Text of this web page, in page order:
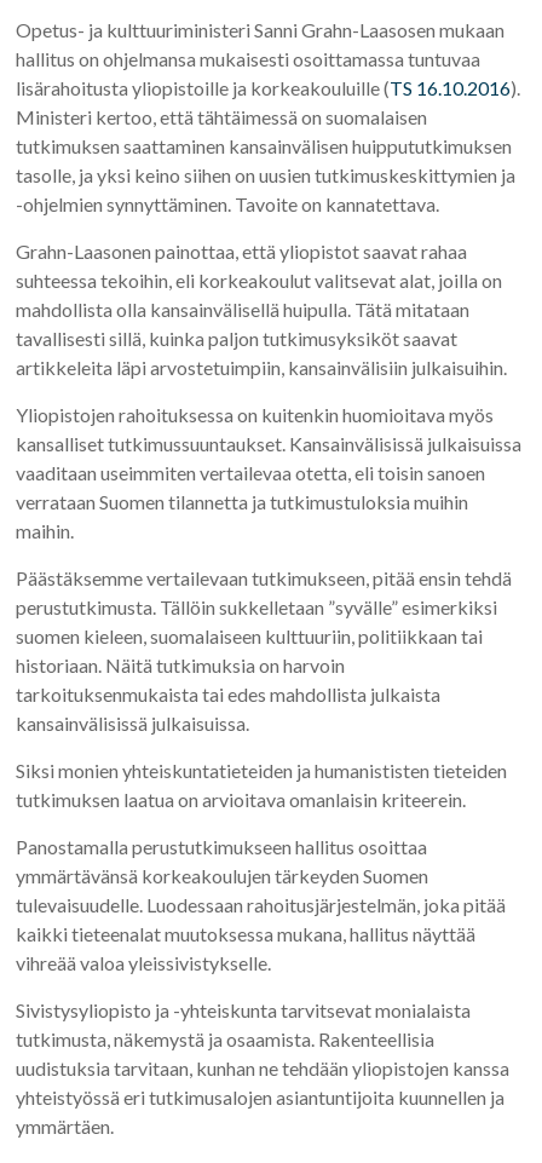
Opetus- ja kulttuuriministeri Sanni Grahn-Laasosen mukaan
hallitus on ohjelmansa mukaisesti osoittamassa tuntuvaa
lisärahoitusta yliopistoille ja korkeakouluille (TS 16.10.2016).
Ministeri kertoo, että tähtäimessä on suomalaisen
tutkimuksen saattaminen kansainvälisen huippututkimuksen
tasolle, ja yksi keino siihen on uusien tutkimuskeskittymien ja
-ohjelmien synnyttäminen. Tavoite on kannatettava.
Grahn-Laasonen painottaa, että yliopistot saavat rahaa
suhteessa tekoihin, eli korkeakoulut valitsevat alat, joilla on
mahdollista olla kansainvälisellä huipulla. Tätä mitataan
tavallisesti sillä, kuinka paljon tutkimusyksiköt saavat
artikkeleita läpi arvostetuimpiin, kansainvälisiin julkaisuihin.
Yliopistojen rahoituksessa on kuitenkin huomioitava myös
kansalliset tutkimussuuntaukset. Kansainvälisissä julkaisuissa
vaaditaan useimmiten vertailevaa otetta, eli toisin sanoen
verrataan Suomen tilannetta ja tutkimustuloksia muihin
maihin.
Päästäksemme vertailevaan tutkimukseen, pitää ensin tehdä
perustutkimusta. Tällöin sukkelletaan ”syvälle” esimerkiksi
suomen kieleen, suomalaiseen kulttuuriin, politiikkaan tai
historiaan. Näitä tutkimuksia on harvoin
tarkoituksenmukaista tai edes mahdollista julkaista
kansainvälisissä julkaisuissa.
Siksi monien yhteiskuntatieteiden ja humanististen tieteiden
tutkimuksen laatua on arvioitava omanlaisin kriteerein.
Panostamalla perustutkimukseen hallitus osoittaa
ymmärtävänsä korkeakoulujen tärkeyden Suomen
tulevaisuudelle. Luodessaan rahoitusjärjestelmän, joka pitää
kaikki tieteenalat muutoksessa mukana, hallitus näyttää
vihreää valoa yleissivistykselle.
Sivistysyliopisto ja -yhteiskunta tarvitsevat monialaista
tutkimusta, näkemystä ja osaamista. Rakenteellisia
uudistuksia tarvitaan, kunhan ne tehdään yliopistojen kanssa
yhteistyössä eri tutkimusalojen asiantuntijoita kuunnellen ja
ymmärtäen.